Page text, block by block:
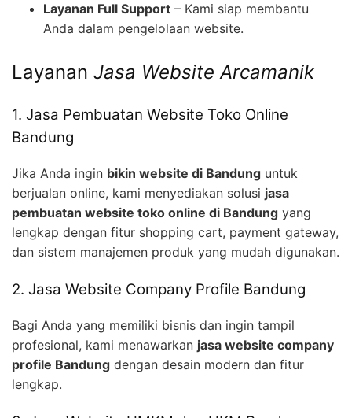
Layanan Full Support – Kami siap membantu
Anda dalam pengelolaan website.
Layanan Jasa Website Arcamanik
1. Jasa Pembuatan Website Toko Online
Bandung
Jika Anda ingin bikin website di Bandung untuk
berjualan online, kami menyediakan solusi jasa
pembuatan website toko online di Bandung yang
lengkap dengan fitur shopping cart, payment gateway,
dan sistem manajemen produk yang mudah digunakan.
2. Jasa Website Company Profile Bandung
Bagi Anda yang memiliki bisnis dan ingin tampil
profesional, kami menawarkan jasa website company
profile Bandung dengan desain modern dan fitur
lengkap.